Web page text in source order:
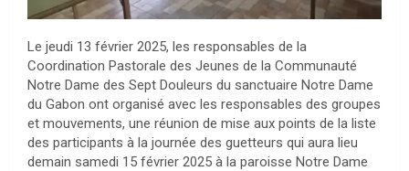
Le jeudi 13 février 2025, les responsables de la
Coordination Pastorale des Jeunes de la Communauté
Notre Dame des Sept Douleurs du sanctuaire Notre Dame
du Gabon ont organisé avec les responsables des groupes
et mouvements, une réunion de mise aux points de la liste
des participants à la journée des guetteurs qui aura lieu
demain samedi 15 février 2025 à la paroisse Notre Dame